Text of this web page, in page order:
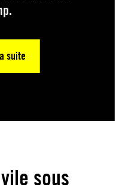
suite
sous